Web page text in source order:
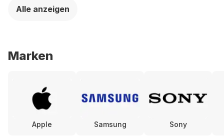
Alle anzeigen
Marken
Apple Samsung Sony